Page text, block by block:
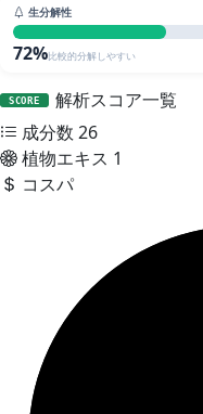
生分解性
72%比較的分解しやすい
SCORE
解析スコア一覧
成分数 26
植物エキス 1
コスパ